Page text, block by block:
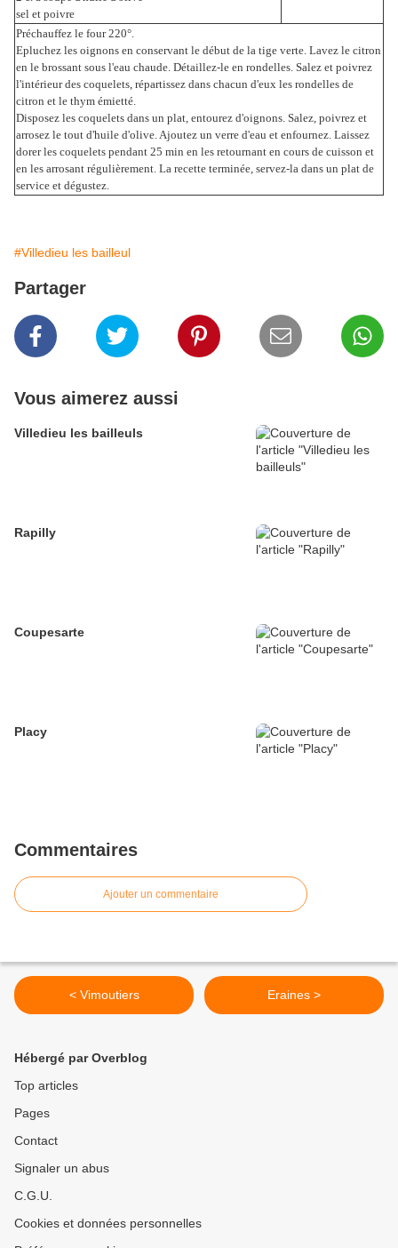
sel et poivre
Préchauffez le four 220°.
Epluchez les oignons en conservant le début de la tige verte. Lavez le citron
en le brossant sous l'eau chaude. Détaillez-le en rondelles. Salez et poivrez
l'intérieur des coquelets, répartissez dans chacun d'eux les rondelles de
citron et le thym émietté.
Disposez les coquelets dans un plat, entourez d'oignons. Salez, poivrez et
arrosez le tout d'huile d'olive. Ajoutez un verre d'eau et enfournez. Laissez
dorer les coquelets pendant 25 min en les retournant en cours de cuisson et
en les arrosant régulièrement. La recette terminée, servez-la dans un plat de
service et dégustez.
#Villedieu les bailleul
Partager
Vous aimerez aussi
Villedieu les bailleuls
Rapilly
Coupesarte
Placy
Commentaires
Ajouter un commentaire
< Vimoutiers Eraines >
Hébergé par Overblog
Top articles
Pages
Contact
Signaler un abus
C.G.U.
Cookies et données personnelles